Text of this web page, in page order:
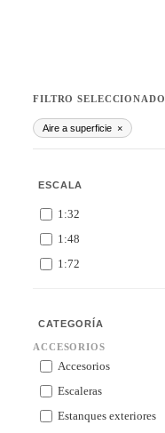
FILTRO SELECCIONADO
Aire a superficie ×
ESCALA
1:32
1:48
1:72
CATEGORÍA
ACCESORIOS
Accesorios
Escaleras
Estanques exteriores